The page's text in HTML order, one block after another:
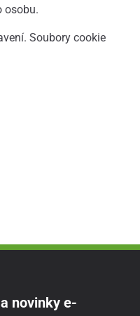
osobu.
Soubory cookie
novinky e-